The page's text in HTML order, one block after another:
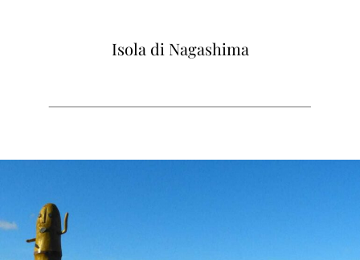
Isola di Nagashima